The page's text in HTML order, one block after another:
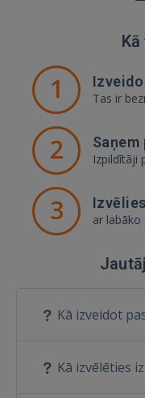
1 Tas ir
2 Saņem
Izpildītāji
3 ar labāko
Kā izveidot
Kā izvēlēties